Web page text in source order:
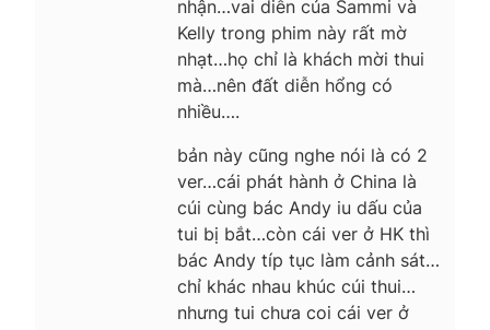
nhận…vai diễn của Sammi và
Kelly trong phim này rất mờ
nhạt…họ chỉ là khách mời thui
mà…nên đất diễn hổng có
nhiều….
bản này cũng nghe nói là có 2
ver…cái phát hành ở China là
cúi cùng bác Andy iu dấu của
tui bị bắt…còn cái ver ở HK thì
bác Andy típ tục làm cảnh sát…
chỉ khác nhau khúc cúi thui…
nhưng tui chưa coi cái ver ở